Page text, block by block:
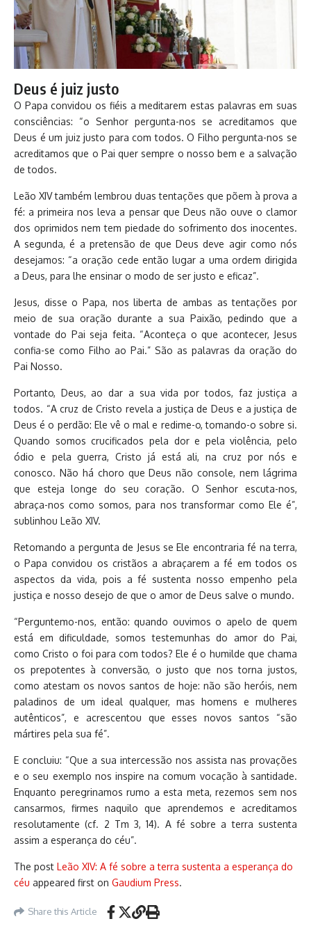
Deus é juiz justo
O Papa convidou os fiéis a meditarem estas palavras em suas
consciências: “o Senhor pergunta-nos se acreditamos que
Deus é um juiz justo para com todos. O Filho pergunta-nos se
acreditamos que o Pai quer sempre o nosso bem e a salvação
de todos.
Leão XIV também lembrou duas tentações que põem à prova a
fé: a primeira nos leva a pensar que Deus não ouve o clamor
dos oprimidos nem tem piedade do sofrimento dos inocentes.
A segunda, é a pretensão de que Deus deve agir como nós
desejamos: “a oração cede então lugar a uma ordem dirigida
a Deus, para lhe ensinar o modo de ser justo e eficaz”.
Jesus, disse o Papa, nos liberta de ambas as tentações por
meio de sua oração durante a sua Paixão, pedindo que a
vontade do Pai seja feita. “Aconteça o que acontecer, Jesus
confia-se como Filho ao Pai.” São as palavras da oração do
Pai Nosso.
Portanto, Deus, ao dar a sua vida por todos, faz justiça a
todos. “A cruz de Cristo revela a justiça de Deus e a justiça de
Deus é o perdão: Ele vê o mal e redime-o, tomando-o sobre si.
Quando somos crucificados pela dor e pela violência, pelo
ódio e pela guerra, Cristo já está ali, na cruz por nós e
conosco. Não há choro que Deus não console, nem lágrima
que esteja longe do seu coração. O Senhor escuta-nos,
abraça-nos como somos, para nos transformar como Ele é”,
sublinhou Leão XIV.
Retomando a pergunta de Jesus se Ele encontraria fé na terra,
o Papa convidou os cristãos a abraçarem a fé em todos os
aspectos da vida, pois a fé sustenta nosso empenho pela
justiça e nosso desejo de que o amor de Deus salve o mundo.
“Perguntemo-nos, então: quando ouvimos o apelo de quem
está em dificuldade, somos testemunhas do amor do Pai,
como Cristo o foi para com todos? Ele é o humilde que chama
os prepotentes à conversão, o justo que nos torna justos,
como atestam os novos santos de hoje: não são heróis, nem
paladinos de um ideal qualquer, mas homens e mulheres
autênticos”, e acrescentou que esses novos santos “são
mártires pela sua fé”.
E concluiu: “Que a sua intercessão nos assista nas provações
e o seu exemplo nos inspire na comum vocação à santidade.
Enquanto peregrinamos rumo a esta meta, rezemos sem nos
cansarmos, firmes naquilo que aprendemos e acreditamos
resolutamente (cf. 2 Tm 3, 14). A fé sobre a terra sustenta
assim a esperança do céu”.
The post Leão XIV: A fé sobre a terra sustenta a esperança do
céu appeared first on Gaudium Press.
Share this Article